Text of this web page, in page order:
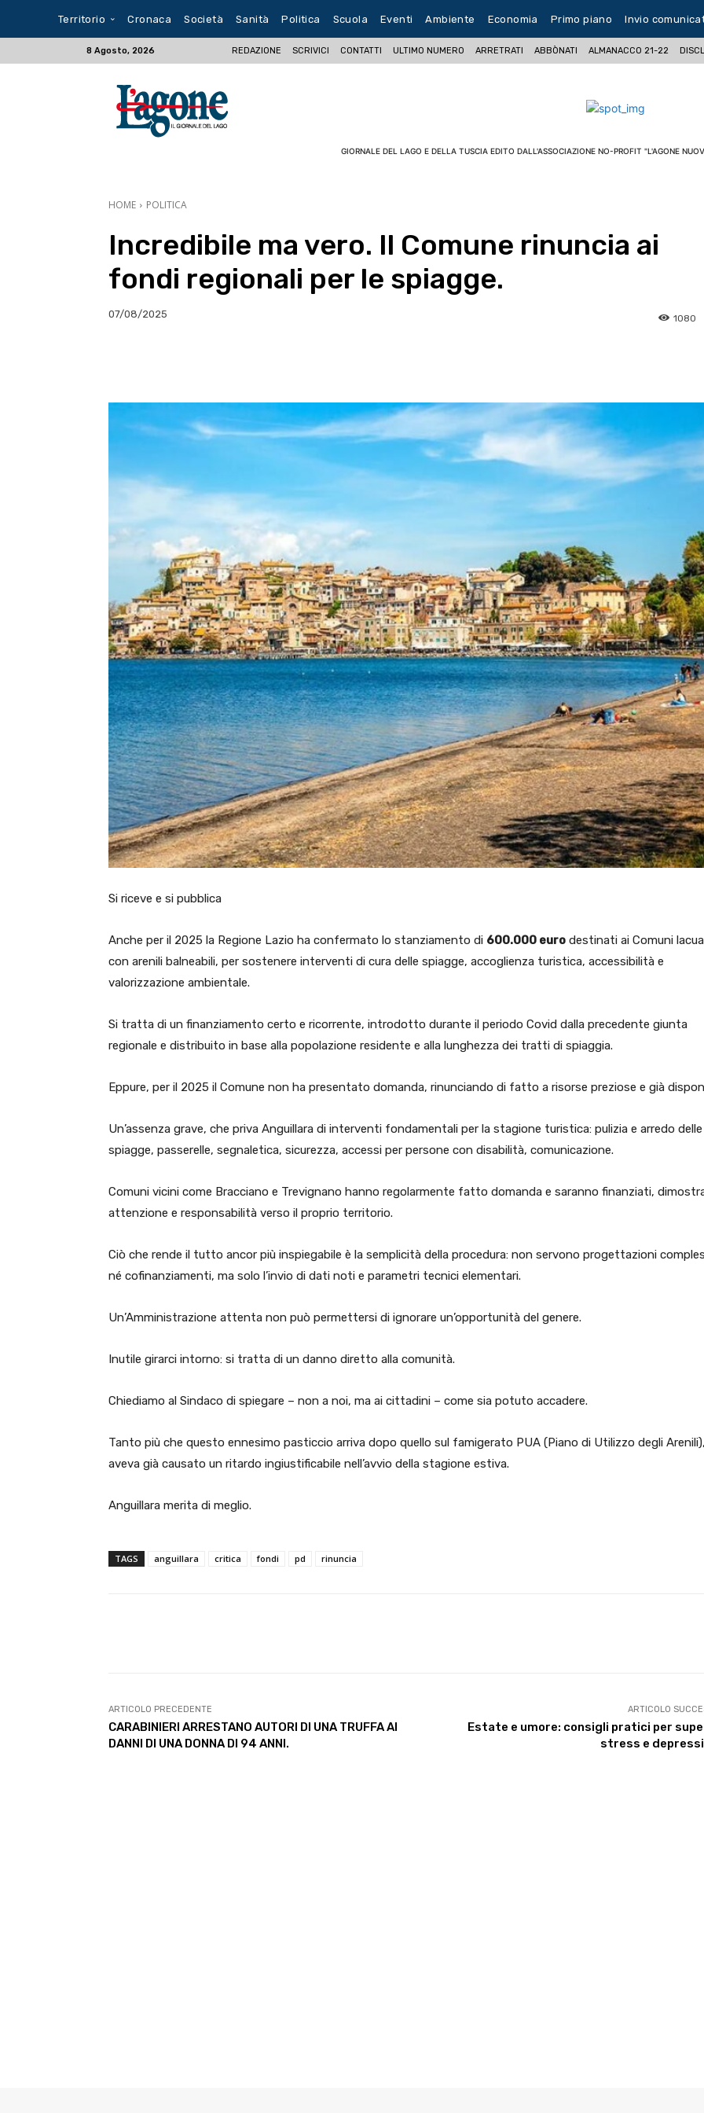
Territorio Cronaca Società Sanità Politica Scuola Eventi Ambiente Economia Primo piano Invio
8 Agosto, 2026 REDAZIONE SCRIVICI CONTATTI ULTIMO NUMERO ARRETRATI ABBÒNATI ALMANACCO 21-22
GIORNALE DEL LAGO E DELLA TUSCIA EDITO DALL'ASSOCIAZIONE NO-PROFIT "L'AGONE
HOME POLITICA
Incredibile ma vero. Il Comune rinuncia ai
fondi regionali per le spiagge.
07/08/2025 1080
Si riceve e si pubblica
Anche per il 2025 la Regione Lazio ha confermato lo stanziamento di 600.000 euro destinati ai Comuni
con arenili balneabili, per sostenere interventi di cura delle spiagge, accoglienza turistica, accessibilità e
valorizzazione ambientale.
Si tratta di un finanziamento certo e ricorrente, introdotto durante il periodo Covid dalla precedente giunta
regionale e distribuito in base alla popolazione residente e alla lunghezza dei tratti di spiaggia.
Eppure, per il 2025 il Comune non ha presentato domanda, rinunciando di fatto a risorse preziose e già
Un’assenza grave, che priva Anguillara di interventi fondamentali per la stagione turistica: pulizia e arredo delle
spiagge, passerelle, segnaletica, sicurezza, accessi per persone con disabilità, comunicazione.
Comuni vicini come Bracciano e Trevignano hanno regolarmente fatto domanda e saranno finanziati,
attenzione e responsabilità verso il proprio territorio.
Ciò che rende il tutto ancor più inspiegabile è la semplicità della procedura: non servono progettazioni
né cofinanziamenti, ma solo l’invio di dati noti e parametri tecnici elementari.
Un’Amministrazione attenta non può permettersi di ignorare un’opportunità del genere.
Inutile girarci intorno: si tratta di un danno diretto alla comunità.
Chiediamo al Sindaco di spiegare – non a noi, ma ai cittadini – come sia potuto accadere.
Tanto più che questo ennesimo pasticcio arriva dopo quello sul famigerato PUA (Piano di Utilizzo degli
aveva già causato un ritardo ingiustificabile nell’avvio della stagione estiva.
Anguillara merita di meglio.
TAGS anguillara critica fondi pd rinuncia
ARTICOLO PRECEDENTE
CARABINIERI ARRESTANO AUTORI DI UNA TRUFFA AI
DANNI DI UNA DONNA DI 94 ANNI.
ARTICOLO
Estate e umore: consigli pratici per
stress e